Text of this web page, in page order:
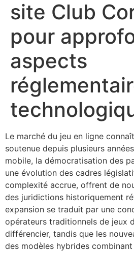
site Club
pour
aspects
Le marché du jeu en ligne
soutenue depuis plusieurs
mobile, la démocratisation des
une évolution des cadres
complexité accrue, offrent de
des juridictions historiquement
expansion se traduit par une
opérateurs traditionnels de jeux
différencier, tandis que les
des modèles hybrides